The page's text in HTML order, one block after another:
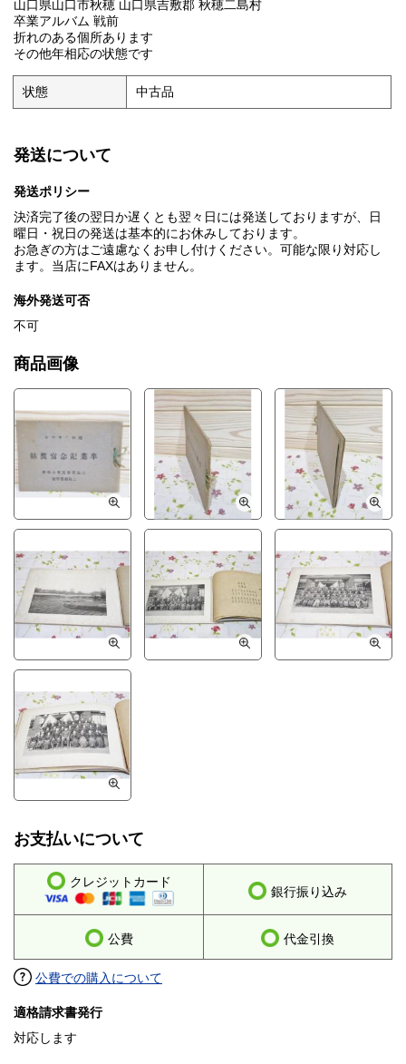
山口県山口市秋穂 山口県吉敷郡 秋穂二島村
卒業アルバム 戦前
折れのある個所あります
その他年相応の状態です
状態 中古品
発送について
発送ポリシー
決済完了後の翌日か遅くとも翌々日には発送しておりますが、日
曜日・祝日の発送は基本的にお休みしております。
お急ぎの方はご遠慮なくお申し付けください。可能な限り対応し
ます。当店にFAXはありません。
海外発送可否
不可
商品画像
お支払いについて
クレジットカード
銀行振り込み
公費 代金引換
公費での購入について
適格請求書発行
対応します